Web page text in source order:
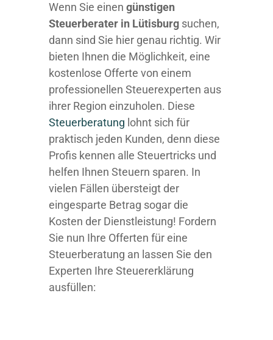
Wenn Sie einen günstigen
Steuerberater in Lütisburg suchen,
dann sind Sie hier genau richtig. Wir
bieten Ihnen die Möglichkeit, eine
kostenlose Offerte von einem
professionellen Steuerexperten aus
ihrer Region einzuholen. Diese
Steuerberatung lohnt sich für
praktisch jeden Kunden, denn diese
Profis kennen alle Steuertricks und
helfen Ihnen Steuern sparen. In
vielen Fällen übersteigt der
eingesparte Betrag sogar die
Kosten der Dienstleistung! Fordern
Sie nun Ihre Offerten für eine
Steuerberatung an lassen Sie den
Experten Ihre Steuererklärung
ausfüllen: